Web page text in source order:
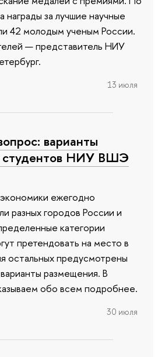
награды за лучшие научные
42 молодым ученым России.
— представитель НИУ
13 июля
варианты
студентов НИУ ВШЭ
ежегодно
разных городов России и
категории
претендовать на место в
остальных предусмотрены
размещения. В
обо всем подробнее.
30 июля